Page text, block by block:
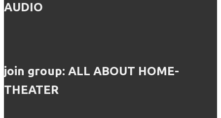
AUDIO
join group: ALL ABOUT HOME-
THEATER